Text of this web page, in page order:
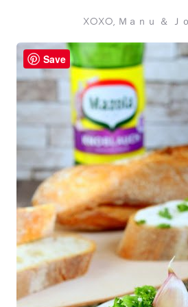
XOXO, Ｍａｎｕ ＆ Ｊ
Save